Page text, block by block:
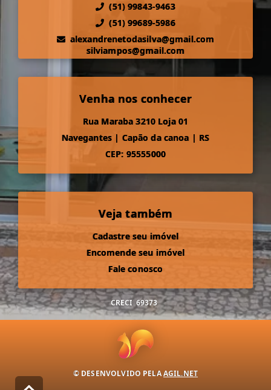
(51) 99843-9463
(51) 99689-5986
alexandrenetodasilva@gmail.com
silviampos@gmail.com
Venha nos conhecer
Rua Maraba 3210 Loja 01
Navegantes | Capão da canoa | RS
CEP: 95555000
Veja também
Cadastre seu imóvel
Encomende seu imóvel
Fale conosco
CRECI 69373
© DESENVOLVIDO PELAAGIL.NET